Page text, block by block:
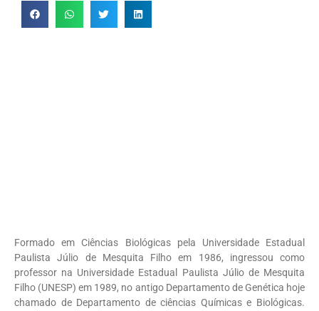
Formado em Ciências Biológicas pela Universidade Estadual
Paulista Júlio de Mesquita Filho em 1986, ingressou como
professor na Universidade Estadual Paulista Júlio de Mesquita
Filho (UNESP) em 1989, no antigo Departamento de Genética hoje
chamado de Departamento de ciências Químicas e Biológicas.